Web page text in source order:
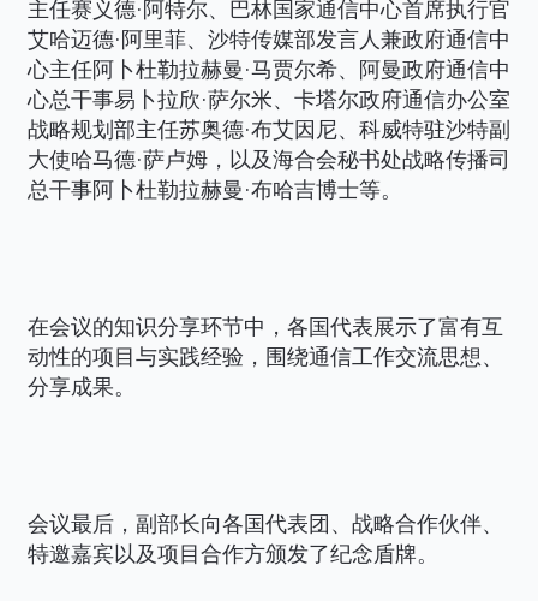
主任赛义德·阿特尔、巴林国家通信中心首席执行官
艾哈迈德·阿里菲、沙特传媒部发言人兼政府通信中
心主任阿卜杜勒拉赫曼·马贾尔希、阿曼政府通信中
心总干事易卜拉欣·萨尔米、卡塔尔政府通信办公室
战略规划部主任苏奥德·布艾因尼、科威特驻沙特副
大使哈马德·萨卢姆，以及海合会秘书处战略传播司
总干事阿卜杜勒拉赫曼·布哈吉博士等。
在会议的知识分享环节中，各国代表展示了富有互
动性的项目与实践经验，围绕通信工作交流思想、
分享成果。
会议最后，副部长向各国代表团、战略合作伙伴、
特邀嘉宾以及项目合作方颁发了纪念盾牌。